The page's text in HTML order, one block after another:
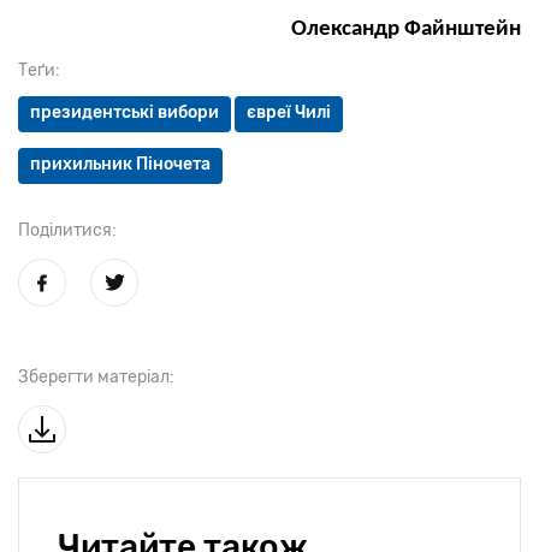
Теґи:
президентські вибори євреї Чилі
прихильник Піночета
Поділитися:
Зберегти матеріал:
Олександр Файнштейн